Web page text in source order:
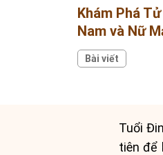
Khám Phá
Nam và Nữ
Bài viết
Tuổi
tiên để